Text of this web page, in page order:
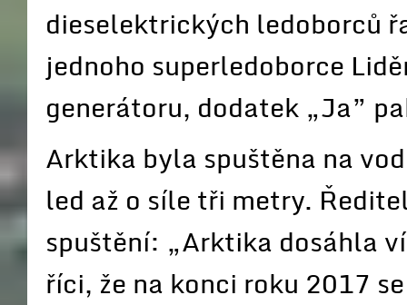
dieselektrických ledoborců
jednoho superledoborce
generátoru, dodatek „Ja”
Arktika byla spuštěna na
led až o síle tři metry.
spuštění: „Arktika dosáhla
říci, že na konci roku 2017